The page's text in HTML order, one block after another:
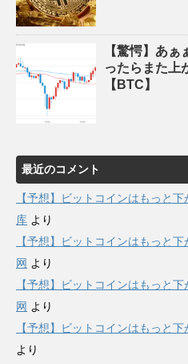
【驚愕】あ
ったらまた上
【BTC】
最近のコメント
【予想】ビットコインはもっと
库 より
【予想】ビットコインはもっと
网 より
【予想】ビットコインはもっと
网 より
【予想】ビットコインはもっと
より